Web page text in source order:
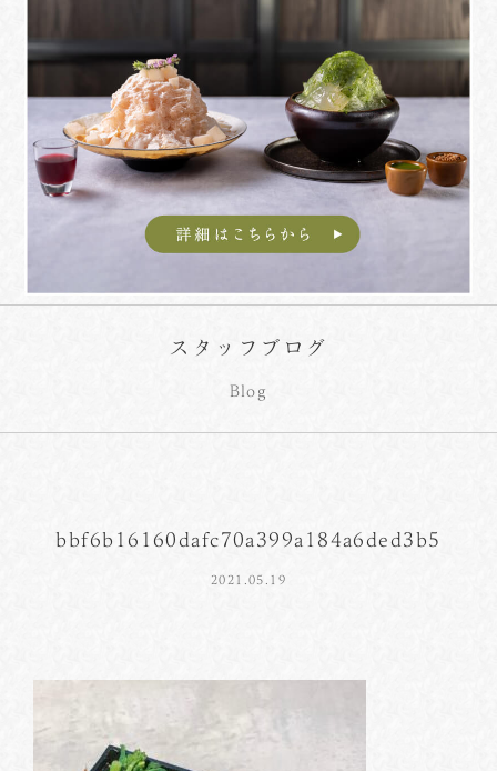
スタッフブログ
Blog
bbf6b16160dafc70a399a184a6ded3b5
2021.05.19